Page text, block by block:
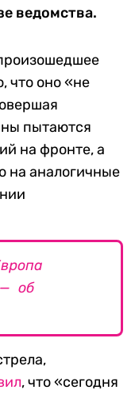
ведомства.
что оно «не
пытаются
на фронте, а
на аналогичные
об
, что «сегодня